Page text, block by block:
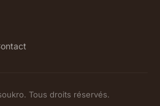
Tous droits réservés.